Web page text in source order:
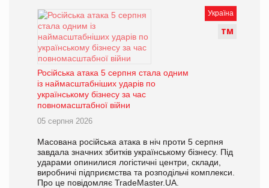
Україна
ТМ
Російська атака 5 серпня стала одним
із наймасштабніших ударів по
українському бізнесу за час
повномасштабної війни
05 серпня 2026
Масована російська атака в ніч проти 5 серпня
завдала значних збитків українському бізнесу. Під
ударами опинилися логістичні центри, склади,
виробничі підприємства та розподільчі комплекси.
Про це повідомляє TradeMaster.UA.